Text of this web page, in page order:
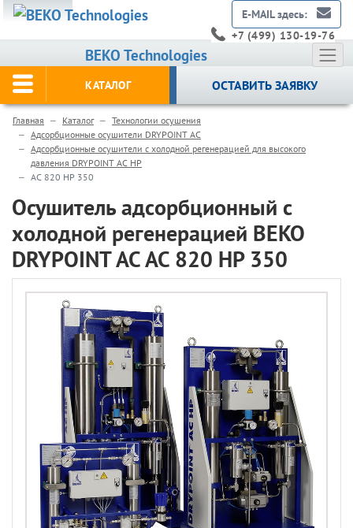
BEKO Technologies
E-MAIL здесь:
+7 (499) 130-19-76
КАТАЛОГ ОСТАВИТЬ ЗАЯВКУ
Главная Каталог
Технологии осушения
Адсорбционные осушители DRYPOINT AC
Адсорбционные осушители с холодной регенерацией для высокого
давления DRYPOINT AC HP
AC 820 HP 350
Осушитель адсорбционный с
холодной регенерацией BEKO
DRYPOINT AC AC 820 HP 350